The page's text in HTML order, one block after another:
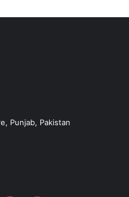
Punjab, Pakistan